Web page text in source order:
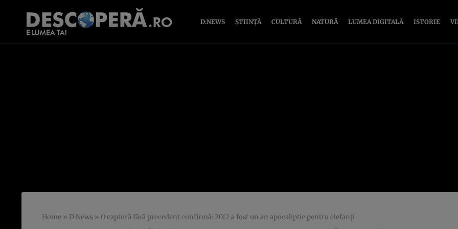
D:NEWS ȘTIINȚĂ CULTURĂ NATURĂ LUMEA DIGITALĂ ISTORIE
Home » D:News » O captură fără precedent confirmă: 2012 a fost un an apocaliptic pentru elefanţi